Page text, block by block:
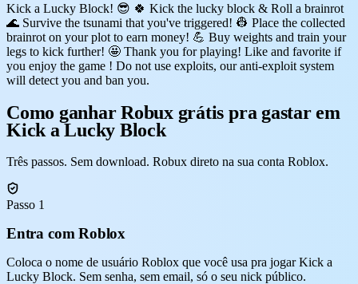
Kick a Lucky Block! 😎 🍀 Kick the lucky block & Roll a brainrot
🌊 Survive the tsunami that you've triggered! 👷 Place the collected
brainrot on your plot to earn money! 💪 Buy weights and train your
legs to kick further! 🤩 Thank you for playing! Like and favorite if
you enjoy the game ! Do not use exploits, our anti-exploit system
will detect you and ban you.
Como ganhar Robux grátis pra gastar em
Kick a Lucky Block
Três passos. Sem download. Robux direto na sua conta Roblox.
Passo 1
Entra com Roblox
Coloca o nome de usuário Roblox que você usa pra jogar Kick a
Lucky Block. Sem senha, sem email, só o seu nick público.